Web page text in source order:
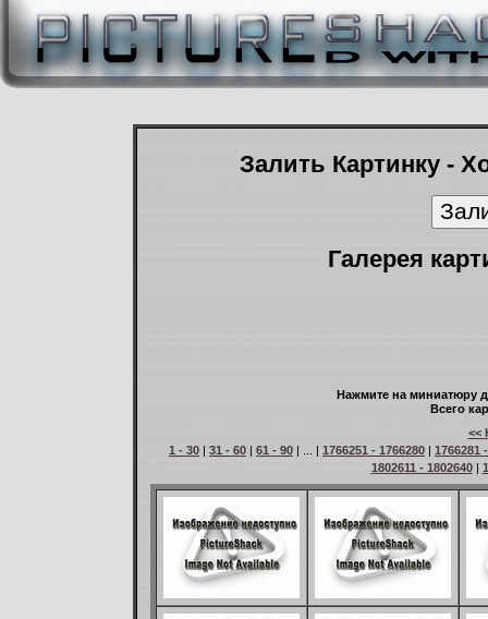
Залить Картинку -
Галерея
Нажмите на миниатюру
Всего
<<
1 - 30 | 31 - 60 | 61 - 90 | ... | 1766251 - 1766280 | 1766281
1802611 - 1802640|